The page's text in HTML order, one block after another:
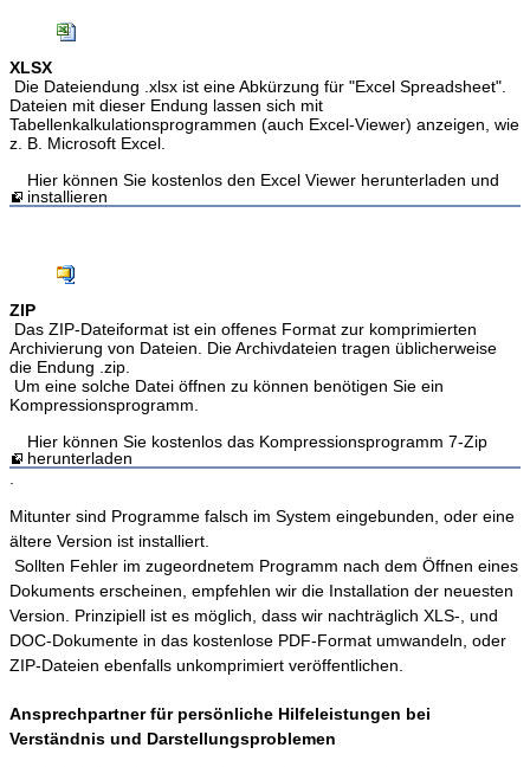
XLSX
Die Dateiendung .xlsx ist eine Abkürzung für "Excel Spreadsheet".
Dateien mit dieser Endung lassen sich mit
Tabellenkalkulationsprogrammen (auch Excel-Viewer) anzeigen, wie
z. B. Microsoft Excel.
Hier können Sie kostenlos den Excel Viewer herunterladen und
installieren
ZIP
Das ZIP-Dateiformat ist ein offenes Format zur komprimierten
Archivierung von Dateien. Die Archivdateien tragen üblicherweise
die Endung .zip.
Um eine solche Datei öffnen zu können benötigen Sie ein
Kompressionsprogramm.
Hier können Sie kostenlos das Kompressionsprogramm 7-Zip
herunterladen
.
Mitunter sind Programme falsch im System eingebunden, oder eine
ältere Version ist installiert.
Sollten Fehler im zugeordnetem Programm nach dem Öffnen eines
Dokuments erscheinen, empfehlen wir die Installation der neuesten
Version. Prinzipiell ist es möglich, dass wir nachträglich XLS-, und
DOC-Dokumente in das kostenlose PDF-Format umwandeln, oder
ZIP-Dateien ebenfalls unkomprimiert veröffentlichen.
Ansprechpartner für persönliche Hilfeleistungen bei
Verständnis und Darstellungsproblemen